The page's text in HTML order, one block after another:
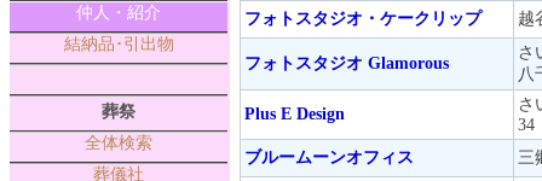
仲人・紹介
結納品･引出物
葬祭
全体検索
葬儀社
フォトスタジオ・ケークリップ
越
フォトスタジオ Glamorous
さ
八
Plus E Design
さ
34
ブルームーンオフィス
三